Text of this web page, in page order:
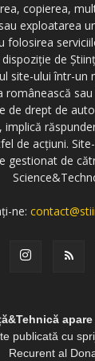
copierea,
exploatarea
folosirea
de
site-ului într-un
românească
de drept de
implică
de acțiuni.
gestionat de
ne:
publicată cu
Recurent al